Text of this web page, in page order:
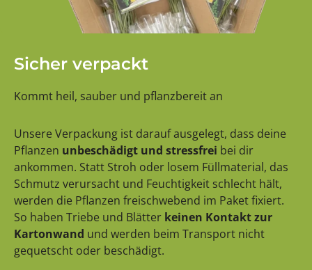
Sicher verpackt
Kommt heil, sauber und pflanzbereit an
Unsere Verpackung ist darauf ausgelegt, dass deine
Pflanzen unbeschädigt und stressfrei bei dir
ankommen. Statt Stroh oder losem Füllmaterial, das
Schmutz verursacht und Feuchtigkeit schlecht hält,
werden die Pflanzen freischwebend im Paket fixiert.
So haben Triebe und Blätter keinen Kontakt zur
Kartonwand und werden beim Transport nicht
gequetscht oder beschädigt.